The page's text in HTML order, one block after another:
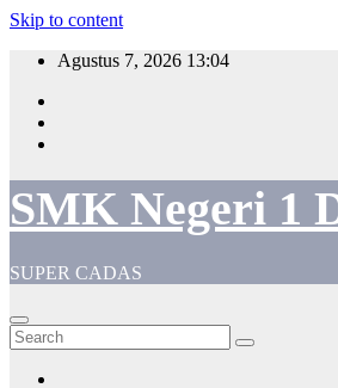
Skip to content
Agustus 7, 2026 13:04
SMK Negeri 1
SUPER CADAS